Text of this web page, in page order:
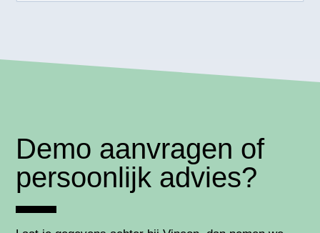
Demo aanvragen of
persoonlijk advies?